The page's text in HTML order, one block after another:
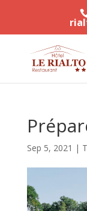
Sep 5, 2021 |